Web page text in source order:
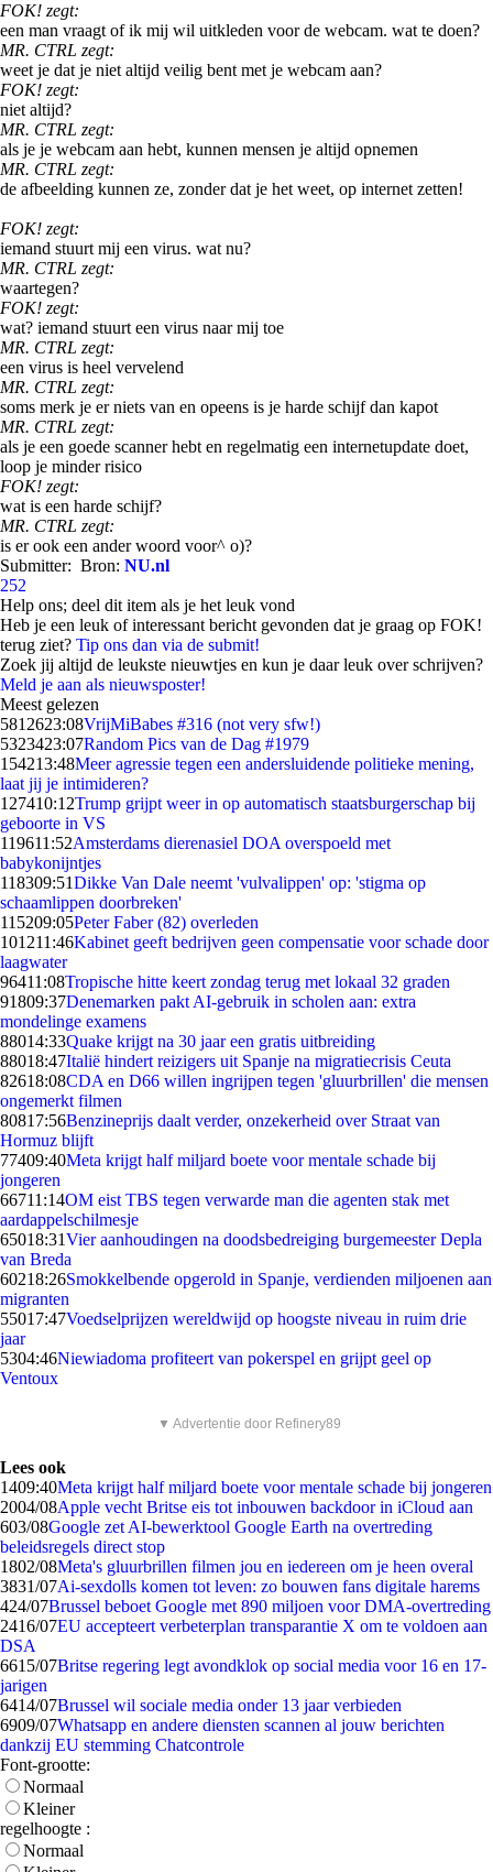
FOK! zegt:
een man vraagt of ik mij wil uitkleden voor de webcam. wat te doen?
MR. CTRL zegt:
weet je dat je niet altijd veilig bent met je webcam aan?
FOK! zegt:
niet altijd?
MR. CTRL zegt:
als je je webcam aan hebt, kunnen mensen je altijd opnemen
MR. CTRL zegt:
de afbeelding kunnen ze, zonder dat je het weet, op internet zetten!
FOK! zegt:
iemand stuurt mij een virus. wat nu?
MR. CTRL zegt:
waartegen?
FOK! zegt:
wat? iemand stuurt een virus naar mij toe
MR. CTRL zegt:
een virus is heel vervelend
MR. CTRL zegt:
soms merk je er niets van en opeens is je harde schijf dan kapot
MR. CTRL zegt:
als je een goede scanner hebt en regelmatig een internetupdate doet,
loop je minder risico
FOK! zegt:
wat is een harde schijf?
MR. CTRL zegt:
is er ook een ander woord voor^ o)?
Submitter: Bron: NU.nl
252
Help ons; deel dit item als je het leuk vond
Heb je een leuk of interessant bericht gevonden dat je graag op FOK!
terug ziet? Tip ons dan via de submit!
Zoek jij altijd de leukste nieuwtjes en kun je daar leuk over schrijven?
Meld je aan als nieuwsposter!
Meest gelezen
5812623:08VrijMiBabes #316 (not very sfw!)
5323423:07Random Pics van de Dag #1979
154213:48Meer agressie tegen een andersluidende politieke mening,
laat jij je intimideren?
127410:12Trump grijpt weer in op automatisch staatsburgerschap bij
geboorte in VS
119611:52Amsterdams dierenasiel DOA overspoeld met
babykonijntjes
118309:51Dikke Van Dale neemt 'vulvalippen' op: 'stigma op
schaamlippen doorbreken'
115209:05Peter Faber (82) overleden
101211:46Kabinet geeft bedrijven geen compensatie voor schade door
laagwater
96411:08Tropische hitte keert zondag terug met lokaal 32 graden
91809:37Denemarken pakt AI-gebruik in scholen aan: extra
mondelinge examens
88014:33Quake krijgt na 30 jaar een gratis uitbreiding
88018:47Italië hindert reizigers uit Spanje na migratiecrisis Ceuta
82618:08CDA en D66 willen ingrijpen tegen 'gluurbrillen' die mensen
ongemerkt filmen
80817:56Benzineprijs daalt verder, onzekerheid over Straat van
Hormuz blijft
77409:40Meta krijgt half miljard boete voor mentale schade bij
jongeren
66711:14OM eist TBS tegen verwarde man die agenten stak met
aardappelschilmesje
65018:31Vier aanhoudingen na doodsbedreiging burgemeester Depla
van Breda
60218:26Smokkelbende opgerold in Spanje, verdienden miljoenen aan
migranten
55017:47Voedselprijzen wereldwijd op hoogste niveau in ruim drie
jaar
5304:46Niewiadoma profiteert van pokerspel en grijpt geel op
Ventoux
▼ Advertentie door Refinery89
Lees ook
1409:40Meta krijgt half miljard boete voor mentale schade bij jongeren
2004/08Apple vecht Britse eis tot inbouwen backdoor in iCloud aan
603/08Google zet AI-bewerktool Google Earth na overtreding
beleidsregels direct stop
1802/08Meta's gluurbrillen filmen jou en iedereen om je heen overal
3831/07Ai-sexdolls komen tot leven: zo bouwen fans digitale harems
424/07Brussel beboet Google met 890 miljoen voor DMA-overtreding
2416/07EU accepteert verbeterplan transparantie X om te voldoen aan
DSA
6615/07Britse regering legt avondklok op social media voor 16 en 17-
jarigen
6414/07Brussel wil sociale media onder 13 jaar verbieden
6909/07Whatsapp en andere diensten scannen al jouw berichten
dankzij EU stemming Chatcontrole
Font-grootte:
Normaal
Kleiner
regelhoogte :
Normaal